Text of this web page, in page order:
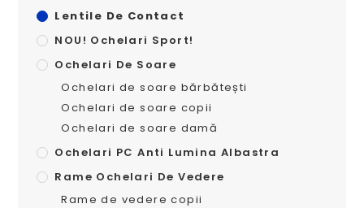
Lentile De Contact
NOU! Ochelari Sport!
Ochelari De Soare
Ochelari de soare bărbătești
Ochelari de soare copii
Ochelari de soare damă
Ochelari PC Anti Lumina Albastra
Rame Ochelari De Vedere
Rame de vedere copii